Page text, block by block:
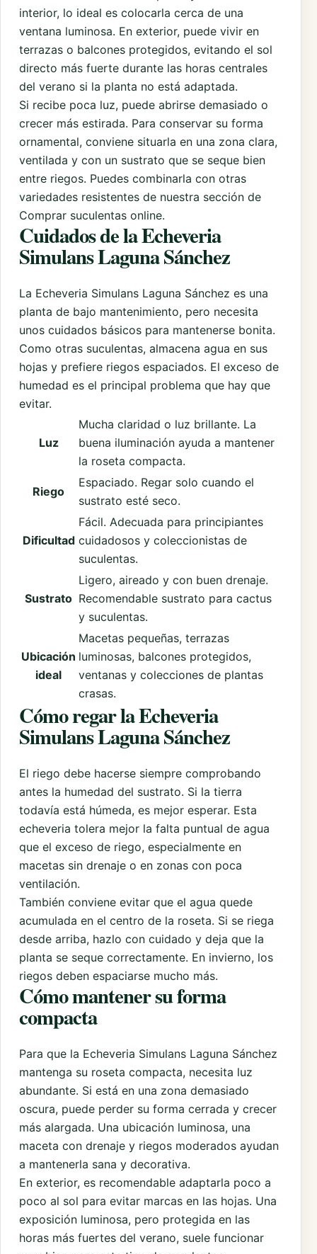
interior, lo ideal es colocarla cerca de una
ventana luminosa. En exterior, puede vivir en
terrazas o balcones protegidos, evitando el sol
directo más fuerte durante las horas centrales
del verano si la planta no está adaptada.
Si recibe poca luz, puede abrirse demasiado o
crecer más estirada. Para conservar su forma
ornamental, conviene situarla en una zona clara,
ventilada y con un sustrato que se seque bien
entre riegos. Puedes combinarla con otras
variedades resistentes de nuestra sección de
Comprar suculentas online.
Cuidados de la Echeveria
Simulans Laguna Sánchez
La Echeveria Simulans Laguna Sánchez es una
planta de bajo mantenimiento, pero necesita
unos cuidados básicos para mantenerse bonita.
Como otras suculentas, almacena agua en sus
hojas y prefiere riegos espaciados. El exceso de
humedad es el principal problema que hay que
evitar.
Luz
Mucha claridad o luz brillante. La
buena iluminación ayuda a mantener
la roseta compacta.
Riego
Espaciado. Regar solo cuando el
sustrato esté seco.
Dificultad
Fácil. Adecuada para principiantes
cuidadosos y coleccionistas de
suculentas.
Sustrato
Ligero, aireado y con buen drenaje.
Recomendable sustrato para cactus
y suculentas.
Ubicación
ideal
Macetas pequeñas, terrazas
luminosas, balcones protegidos,
ventanas y colecciones de plantas
crasas.
Cómo regar la Echeveria
Simulans Laguna Sánchez
El riego debe hacerse siempre comprobando
antes la humedad del sustrato. Si la tierra
todavía está húmeda, es mejor esperar. Esta
echeveria tolera mejor la falta puntual de agua
que el exceso de riego, especialmente en
macetas sin drenaje o en zonas con poca
ventilación.
También conviene evitar que el agua quede
acumulada en el centro de la roseta. Si se riega
desde arriba, hazlo con cuidado y deja que la
planta se seque correctamente. En invierno, los
riegos deben espaciarse mucho más.
Cómo mantener su forma
compacta
Para que la Echeveria Simulans Laguna Sánchez
mantenga su roseta compacta, necesita luz
abundante. Si está en una zona demasiado
oscura, puede perder su forma cerrada y crecer
más alargada. Una ubicación luminosa, una
maceta con drenaje y riegos moderados ayudan
a mantenerla sana y decorativa.
En exterior, es recomendable adaptarla poco a
poco al sol para evitar marcas en las hojas. Una
exposición luminosa, pero protegida en las
horas más fuertes del verano, suele funcionar